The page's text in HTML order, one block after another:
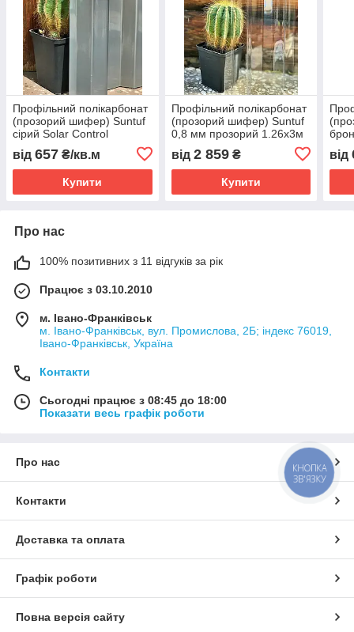
Профільний полікарбонат
(прозорий шифер) Suntuf
сірий Solar Control
від 657 ₴/кв.м
Купити
Профільний полікарбонат
(прозорий шифер) Suntuf
0,8 мм прозорий 1.26x3м
від 2 859₴
Купити
від
Про нас
100% позитивних з 11 відгуків за рік
Працює з 03.10.2010
м. Івано-Франківськ
м. Івано-Франківськ, вул. Промислова, 2Б; індекс 76019,
Івано-Франківськ, Україна
Контакти
Сьогодні працює з 08:45 до 18:00
Показати весь графік роботи
Про нас
Контакти
Доставка та оплата
Графік роботи
Повна версія сайту
КНОПКА
ЗВ'ЯЗКУ